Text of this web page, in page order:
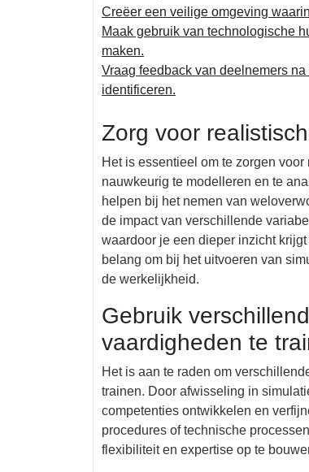
Creëer een veilige omgeving
Maak gebruik van technologische
maken.
Vraag feedback van deelnemers
identificeren.
Zorg voor
Het is essentieel om te zorgen
nauwkeurig te modelleren en te
helpen bij het nemen van
de impact van verschillende
waardoor je een dieper inzicht
belang om bij het uitvoeren van
de werkelijkheid.
Gebruik
vaardigheden te
Het is aan te raden om
trainen. Door afwisseling in
competenties ontwikkelen en
procedures of technische
flexibiliteit en expertise op te